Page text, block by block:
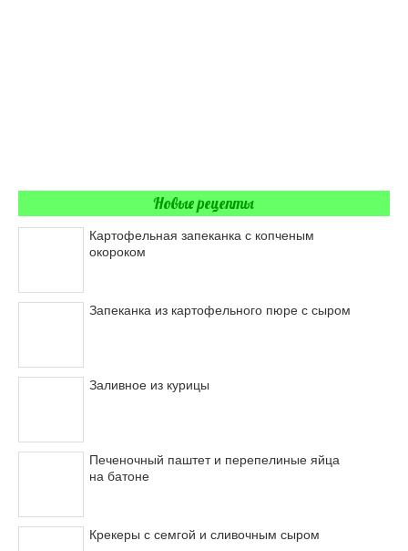
Новые рецепты
Картофельная запеканка с копченым
окороком
Запеканка из картофельного пюре с сыром
Заливное из курицы
Печеночный паштет и перепелиные яйца
на батоне
Крекеры с семгой и сливочным сыром